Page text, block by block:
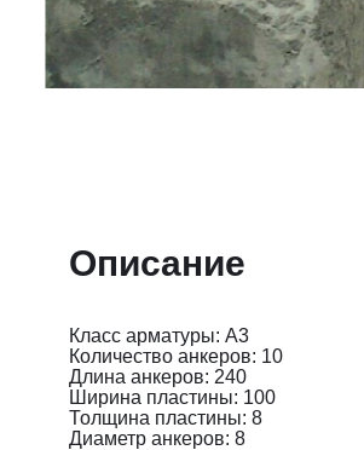
Описание
Класс арматуры: А3
Количество анкеров: 10
Длина анкеров: 240
Ширина пластины: 100
Толщина пластины: 8
Диаметр анкеров: 8